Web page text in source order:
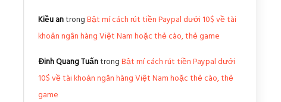
Kiều antrongBật mí cách rút tiền Paypal dưới 10$ về tài
khoản ngân hàng Việt Nam hoặc thẻ cào, thẻ game
Đinh Quang TuấntrongBật mí cách rút tiền Paypal dưới
10$ về tài khoản ngân hàng Việt Nam hoặc thẻ cào, thẻ
game